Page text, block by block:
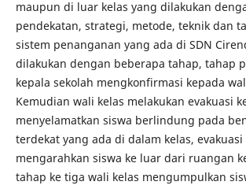
maupun di luar kelas yang dilakukan
pendekatan, strategi, metode, teknik dan
sistem penanganan yang ada di SDN
dilakukan dengan beberapa tahap, tahap
kepala sekolah mengkonfirmasi kepada
Kemudian wali kelas melakukan evakuasi
menyelamatkan siswa berlindung pada
terdekat yang ada di dalam kelas, evakuasi
mengarahkan siswa ke luar dari ruangan
tahap ke tiga wali kelas mengumpulkan